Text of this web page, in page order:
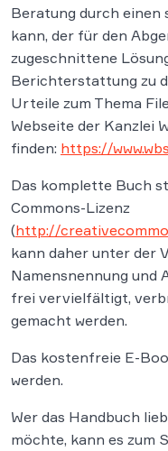
Beratung durch einen
kann, der für den
zugeschnittene
Berichterstattung zu
Urteile zum Thema
Webseite der Kanzlei
finden: https://
Das komplette Buch
Commons-Lizenz
(http://
kann daher unter der
Namensnennung und
frei vervielfältigt,
gemacht werden.
Das kostenfreie E-
werden.
Wer das Handbuch
möchte, kann es zum